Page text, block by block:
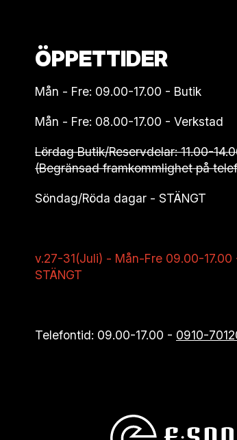
ÖPPETTIDER
Mån - Fre: 09.00-17.00 - Butik
Mån - Fre: 08.00-17.00 - Verkstad
Lördag Butik/Reservdelar: 11.00-
(Begränsad framkommlighet på
Söndag/Röda dagar - STÄNGT
v.27-31(Juli) - Mån-Fre 09.00-17.00
STÄNGT
Telefontid: 09.00-17.00 - 0910-